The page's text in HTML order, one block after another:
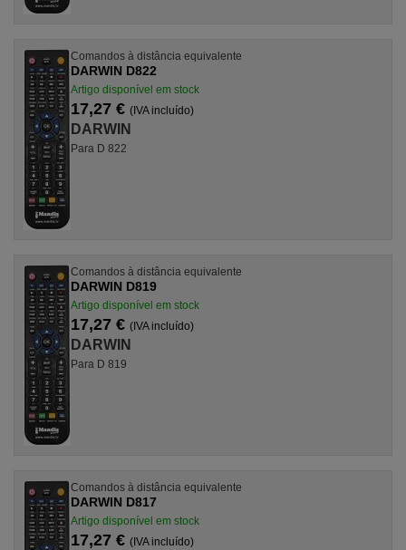
Comandos à distância equivalente
DARWIN D822
Artigo disponível em stock
17,27 € (IVA incluído)
DARWIN
Para D 822
Comandos à distância equivalente
DARWIN D819
Artigo disponível em stock
17,27 € (IVA incluído)
DARWIN
Para D 819
Comandos à distância equivalente
DARWIN D817
Artigo disponível em stock
17,27 € (IVA incluído)